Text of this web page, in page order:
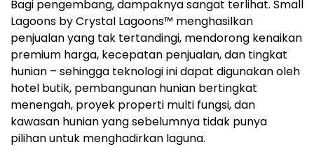
Bagi pengembang, dampaknya sangat terlihat. Small
Lagoons by Crystal Lagoons™ menghasilkan
penjualan yang tak tertandingi, mendorong kenaikan
premium harga, kecepatan penjualan, dan tingkat
hunian – sehingga teknologi ini dapat digunakan oleh
hotel butik, pembangunan hunian bertingkat
menengah, proyek properti multi fungsi, dan
kawasan hunian yang sebelumnya tidak punya
pilihan untuk menghadirkan laguna.